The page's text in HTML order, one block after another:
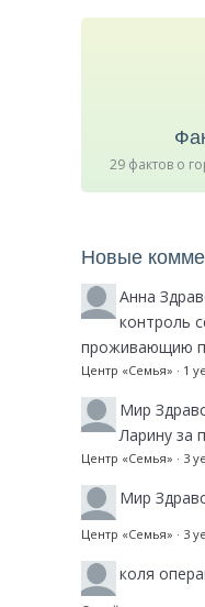
29 фактов о
Новые
Анна
контроль
проживающию
Центр «Семья» · 1
Мир
Ларину за
Центр «Семья» · 3
Мир
Центр «Семья» · 3
коля